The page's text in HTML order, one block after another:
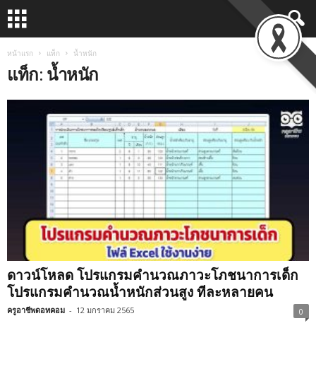
หน้าแรก แท็ก น้ำหนัก
แท็ก: น้ำหนัก
ดาวน์โหลด โปรแกรมคำนวณภาวะโภชนาการเด็ก
โปรแกรมคำนวณน้ำหนักส่วนสูง ทีละหลายคน
ครูอาชีพดอทคอม - 12 มกราคม 2565 0